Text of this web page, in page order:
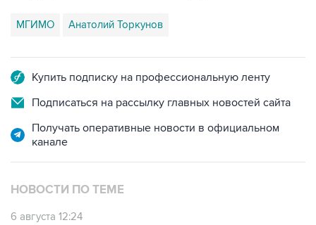
МГИМО Анатолий Торкунов
Купить подписку на профессиональную ленту
Подписаться на рассылку главных новостей сайта
Получать оперативные новости в официальном
канале
НОВОСТИ ПО ТЕМЕ
6 августа 12:24